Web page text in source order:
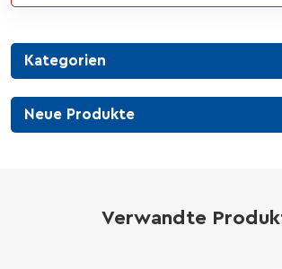
Kategorien
Neue Produkte
Verwandte